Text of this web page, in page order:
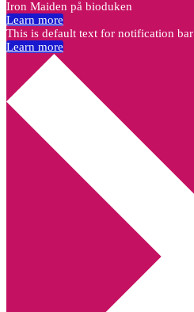
Iron Maiden på bioduken
Learn more
This is default text for notification bar
Learn more